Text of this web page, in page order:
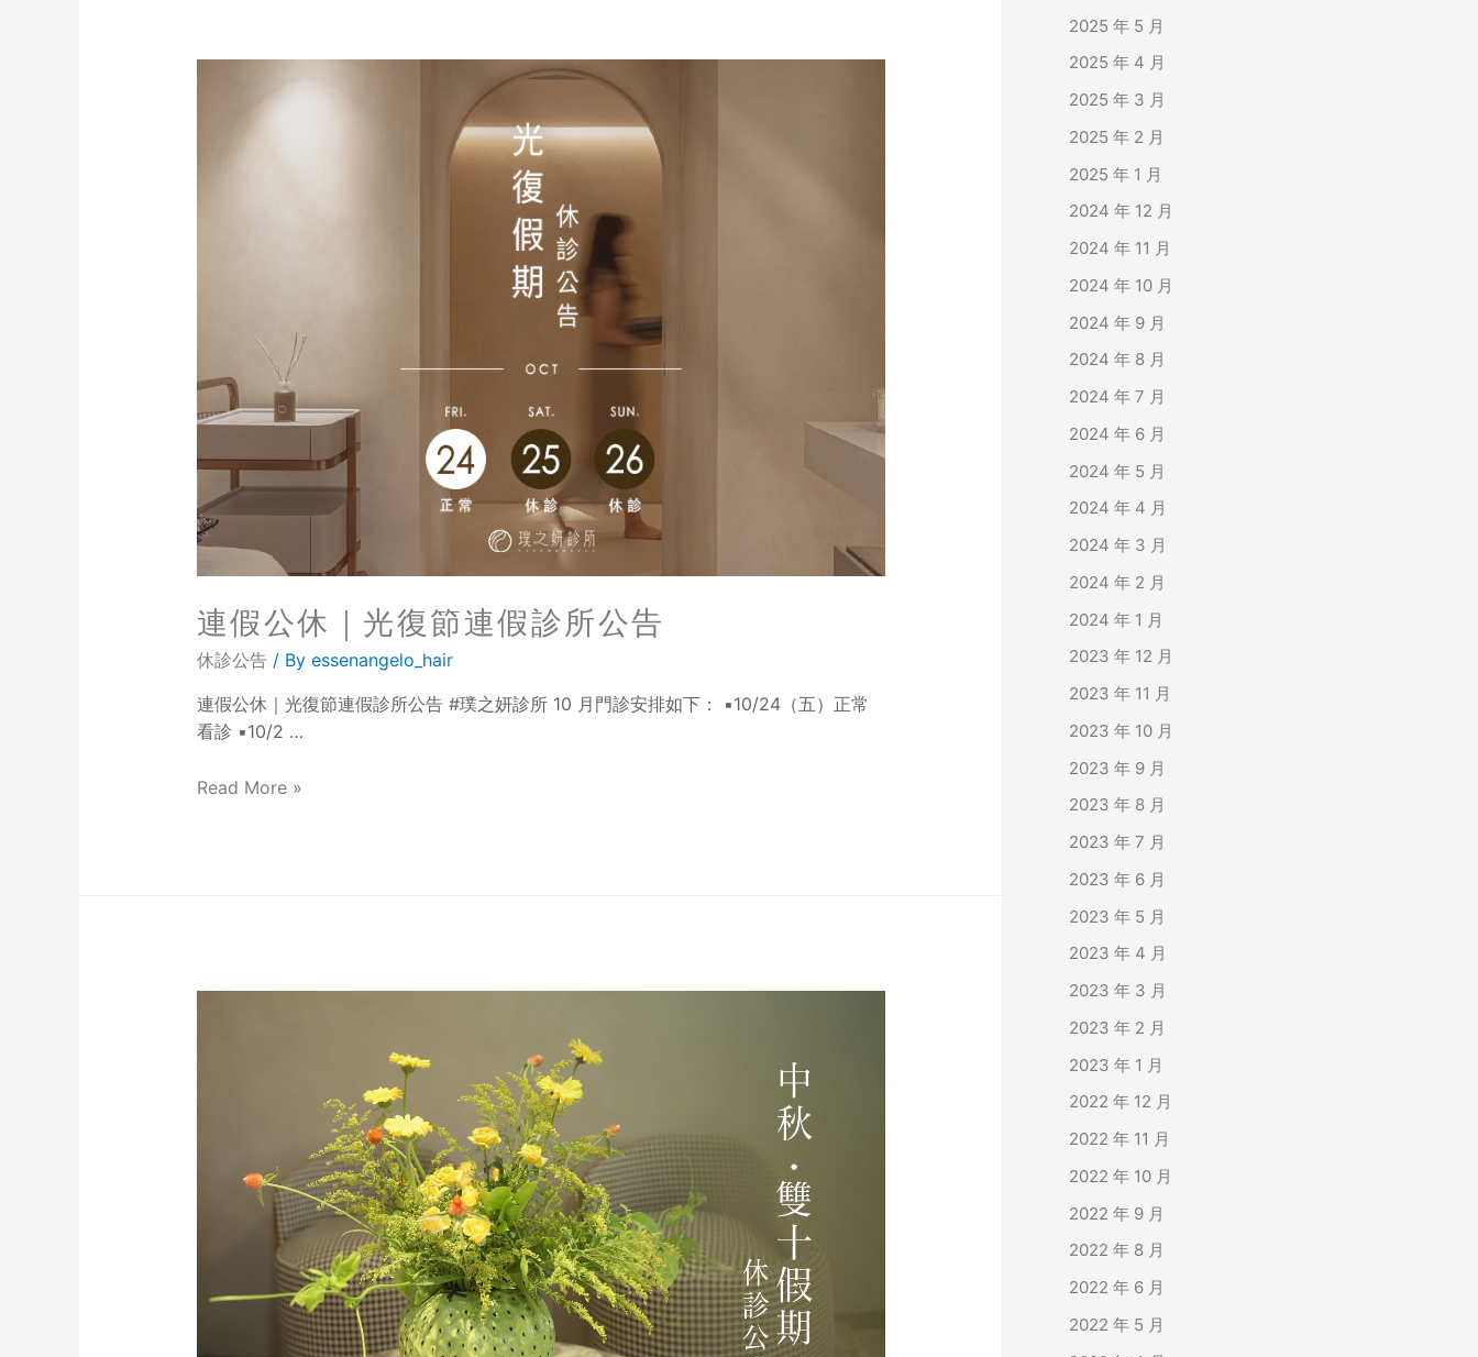
連假公休｜光復節連假診所公告
休診公告 / By essenangelo_hair
連假公休｜光復節連假診所公告 #璞之妍診所 10 月門診安排如下： ▪️10/24（五）正常
看診 ▪️10/2 …
Read More »
2025 年 5 月
2025 年 4 月
2025 年 3 月
2025 年 2 月
2025 年 1 月
2024 年 12 月
2024 年 11 月
2024 年 10 月
2024 年 9 月
2024 年 8 月
2024 年 7 月
2024 年 6 月
2024 年 5 月
2024 年 4 月
2024 年 3 月
2024 年 2 月
2024 年 1 月
2023 年 12 月
2023 年 11 月
2023 年 10 月
2023 年 9 月
2023 年 8 月
2023 年 7 月
2023 年 6 月
2023 年 5 月
2023 年 4 月
2023 年 3 月
2023 年 2 月
2023 年 1 月
2022 年 12 月
2022 年 11 月
2022 年 10 月
2022 年 9 月
2022 年 8 月
2022 年 6 月
2022 年 5 月